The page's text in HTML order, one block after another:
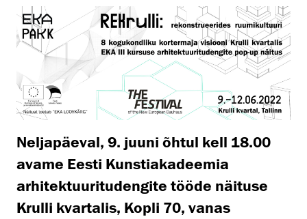
Neljapäeval, 9. juuni õhtul kell 18.00
avame Eesti Kunstiakadeemia
arhitektuuritudengite tööde näituse
Krulli kvartalis, Kopli 70, vanas